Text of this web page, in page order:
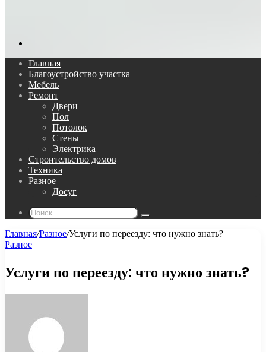
Главная
Благоустройство участка
Мебель
Ремонт
Двери
Пол
Потолок
Стены
Электрика
Строительство домов
Техника
Разное
Досуг
Поиск...
Главная/Разное/Услуги по переезду: что нужно знать?
Разное
Услуги по переезду: что нужно знать?